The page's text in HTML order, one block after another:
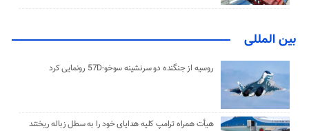
بین المللی
روسیه از جنگنده دو سرنشینه سوخو-57D رونمایی کرد
هیأت همراه ترامپ کلیه هدایای خود را به سطل زباله ریختند